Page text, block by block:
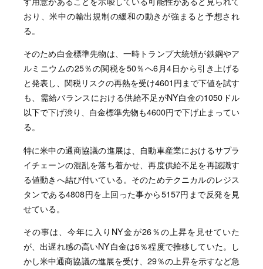
おり、米中の輸出規制の緩和の動きが強まると予想され
る。
そのため白金標準先物は、一時トランプ大統領が鉄鋼やア
ルミニウムの25％の関税を50％へ6月4日から引き上げる
と発表し、関税リスクの再熱を受け4601円まで下値を試す
も、需給バランスにおける供給不足がNY白金の1050ドル
以下で下げ渋り、白金標準先物も4600円で下げ止まってい
る。
特に米中の通商協議の進展は、自動車産業におけるサプラ
イチェーンの混乱を落ち着かせ、再度供給不足を再認識す
る値動きへ結び付いている。そのためテクニカルのレジス
タンである4808円を上回った事から5157円まで反発を見
せている。
その事は、今年に入りNY金が26％の上昇を見せていた
が、出遅れ感の高いNY白金は6％程度で推移していた。し
かし米中通商協議の進展を受け、29％の上昇を示すなど急